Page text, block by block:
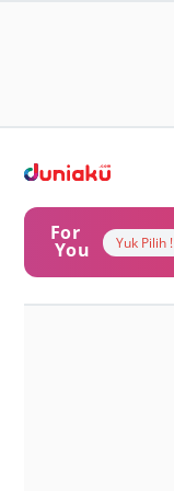
For
You Yuk Pilih !